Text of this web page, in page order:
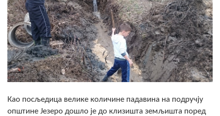
О Начелнику
Замјеник начелника
Извјештај о раду начелника
Статут Општине
Као посљедица велике количине падавина на подручју
општине Језеро дошло је до клизишта земљишта поред